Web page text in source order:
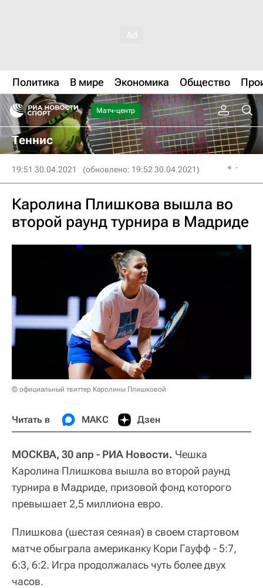
Политика В мире Экономика Общество
Матч-центр
Теннис
19:51 30.04.2021 (обновлено: 19:52 30.04.2021)
Каролина Плишкова вышла во
второй раунд турнира в Мадриде
© официальный твиттер Каролины Плишковой
Читать в МАКС Дзен
МОСКВА, 30 апр - РИА Новости. Чешка
Каролина Плишкова вышла во второй раунд
турнира в Мадриде, призовой фонд которого
превышает 2,5 миллиона евро.
Плишкова (шестая сеяная) в своем стартовом
матче обыграла американку Кори Гауфф - 5:7,
6:3, 6:2. Игра продолжалась чуть более двух
часов.